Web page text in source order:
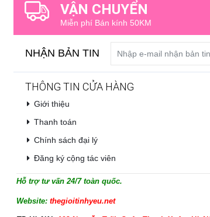
VẬN CHUYỂN
Miễn phí Bán kính 50KM
NHẬN BẢN TIN
THÔNG TIN CỬA HÀNG
Giới thiệu
Thanh toán
Chính sách đại lý
Đăng ký cộng tác viên
Hỗ trợ tư vấn 24/7 toàn quốc.
Website: thegioitinhyeu.net